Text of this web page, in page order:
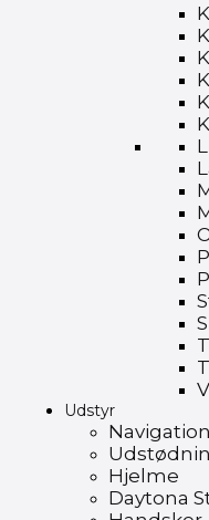
Udstyr
Navigation
Hjelme
Daytona